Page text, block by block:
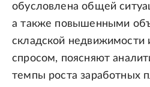
обусловлена общей
а также повышенными
складской
спросом, поясняют
темпы роста заработных